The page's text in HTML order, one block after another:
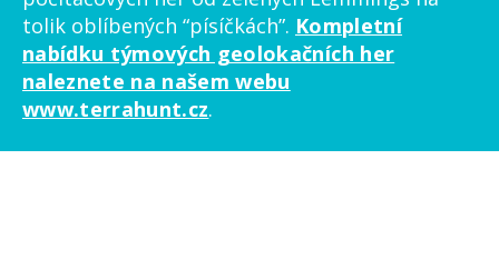
tolik oblíbených “písíčkách”. Kompletní
nabídku týmových geolokačních her
naleznete na našem webu
www.terrahunt.cz.